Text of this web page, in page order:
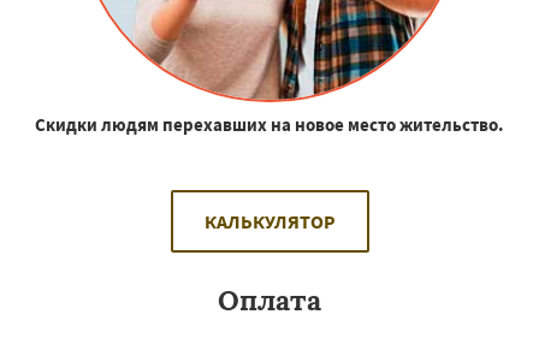
Скидки людям перехавших на новое место жительство.
КАЛЬКУЛЯТОР
Оплата